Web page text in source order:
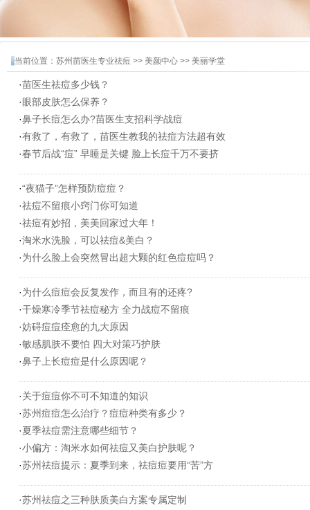
当前位置： 苏州苗医生专业祛痘 >> 美颜中心>> 美丽学堂
·苗医生祛痘多少钱？
·眼部皮肤怎么保养？
·鼻子长痘怎么办?苗医生支招科学战痘
·有救了，有救了，苗医生教我的祛痘方法超有效
·春节后战“痘” 早睡是关键 脸上长痘千万不要挤
·“夜猫子”怎样预防痘痘？
·祛痘不留痕小窍门你可知道
·祛痘有妙招，美美回家过大年！
·淘米水洗脸，可以祛痘&美白？
·为什么脸上会突然冒出超大颗的红色痘痘吗？
·为什么痘痘会反复发作，而且有的还疼?
·干燥寒冷季节祛痘秘方 全力战痘不留痕
·妨碍痘痘痊愈的九大原因
·敏感肌肤不要怕 四大对策巧护肤
·鼻子上长痘痘是什么原因呢？
·关于痘痘你不可不知道的知识
·苏州痘痘怎么治疗？痘痘种类有多少？
·夏季祛痘需注意哪些细节？
·小偏方：淘米水如何祛痘又美白护肤呢？
·苏州祛痘提示：夏季到来，祛痘痘要用“苦”方
·苏州祛痘之三种肤质美白方案专属定制